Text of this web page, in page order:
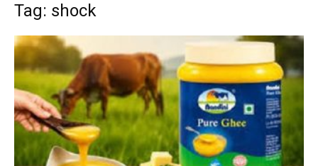
Tag: shock